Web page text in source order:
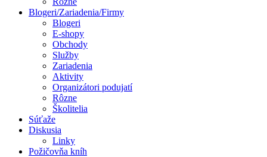
Blogeri/Zariadenia/Firmy
Blogeri
E-shopy
Obchody
Služby
Zariadenia
Aktivity
Organizátori podujatí
Rôzne
Školitelia
Súťaže
Diskusia
Linky
Požičovňa kníh